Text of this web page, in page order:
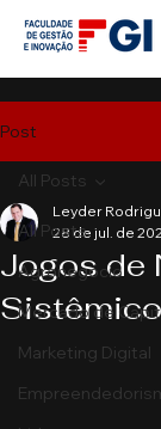
Post
All Posts
Agronegócio
Mercado de
Marketing Digital
All Posts
Jogos de
Leyder
28 de jul. de